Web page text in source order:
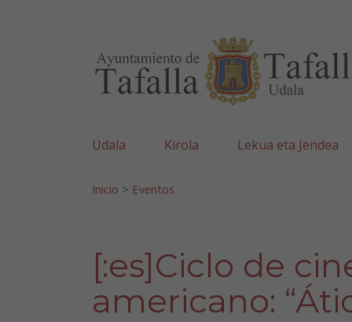
Udala Kirola Lekua eta Jendea
Inicio > Eventos
[:es]Ciclo de
americano: